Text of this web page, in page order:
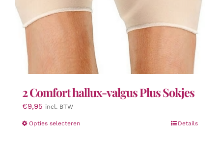
2 Comfort hallux-valgus Plus Sokjes
€9,95 incl. BTW
Opties selecterenDit
Details